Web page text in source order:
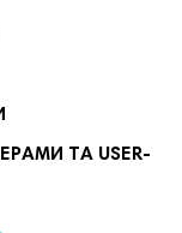
ТА USER-